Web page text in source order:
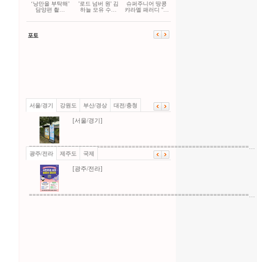
‘낭만을 부탁해’
담양편 촬…
'로드 넘버 원' 김
하늘 모유 수…
슈퍼주니어 땅콩
캬라멜 패러디 "…
서울/경기 강원도 부산/경상 대전/충청
[서울/경기]
==============================================================…
광주/전라 제주도 국제
[광주/전라]
==============================================================…